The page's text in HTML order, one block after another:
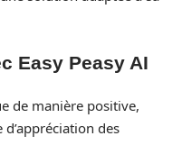
Easy Peasy AI
de manière positive,
des